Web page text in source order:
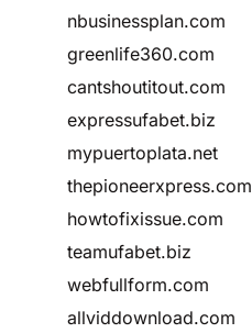
nbusinessplan.com
greenlife360.com
cantshoutitout.com
expressufabet.biz
mypuertoplata.net
thepioneerxpress.com
howtofixissue.com
teamufabet.biz
webfullform.com
allviddownload.com